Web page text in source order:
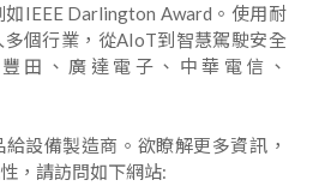
IEEE Darlington Award。使用耐
個行業，從AIoT到智慧駕駛安全
田、廣達電子、中華電信、
設備製造商。欲瞭解更多資訊，
，請訪問如下網站: